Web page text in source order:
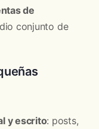
de
conjunto de
y escrito: posts,